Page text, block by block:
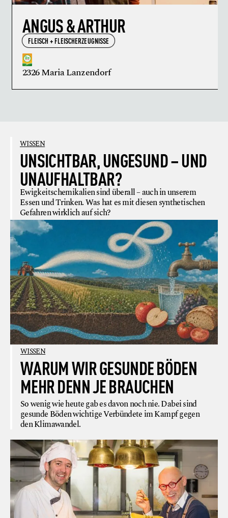
ANGUS & ARTHUR
FLEISCH + FLEISCHERZEUGNISSE
2326 Maria Lanzendorf
WISSEN
UNSICHTBAR, UNGESUND – UND
UNAUFHALTBAR?
Ewigkeitschemikalien sind überall – auch in unserem
Essen und Trinken. Was hat es mit diesen synthetischen
Gefahren wirklich auf sich?
WISSEN
WARUM WIR GESUNDE BÖDEN
MEHR DENN JE BRAUCHEN
So wenig wie heute gab es davon noch nie. Dabei sind
gesunde Böden wichtige Verbündete im Kampf gegen
den Klimawandel.